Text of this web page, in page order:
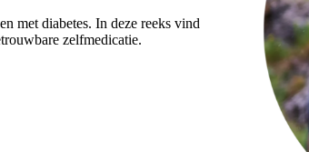
met diabetes. In deze reeks vind
zelfmedicatie.